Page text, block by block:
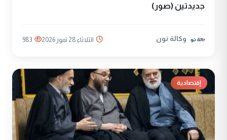
جديدتين (صور)
وكالة نون الثلاثاء 28 تموز 2026 983
إقتصادية